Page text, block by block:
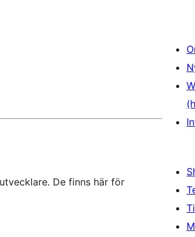
De finns här för